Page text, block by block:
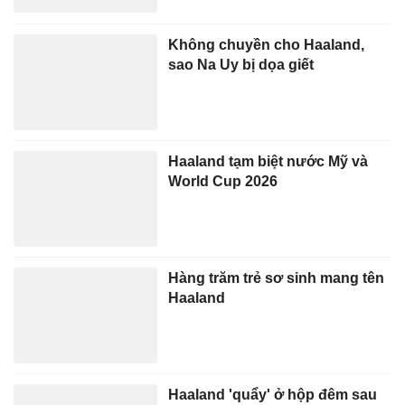
Không chuyền cho Haaland,
sao Na Uy bị dọa giết
Haaland tạm biệt nước Mỹ và
World Cup 2026
Hàng trăm trẻ sơ sinh mang tên
Haaland
Haaland 'quẩy' ở hộp đêm sau